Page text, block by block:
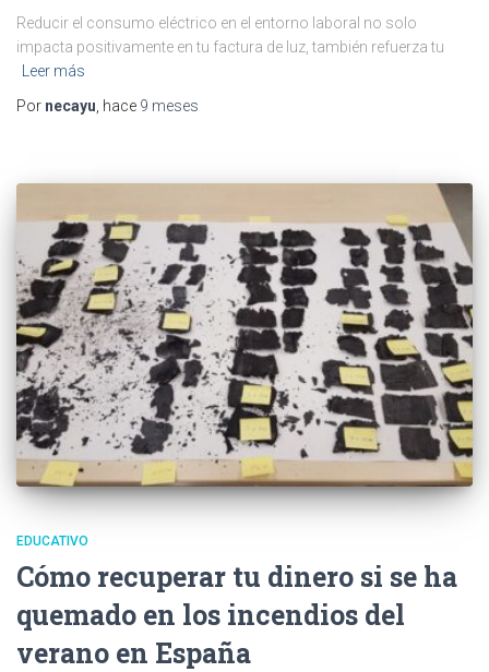
Reducir el consumo eléctrico en el entorno laboral no solo
impacta positivamente en tu factura de luz, también refuerza tu
Leer más
Por necayu , hace 9 meses
EDUCATIVO
Cómo recuperar tu dinero si se ha
quemado en los incendios del
verano en España